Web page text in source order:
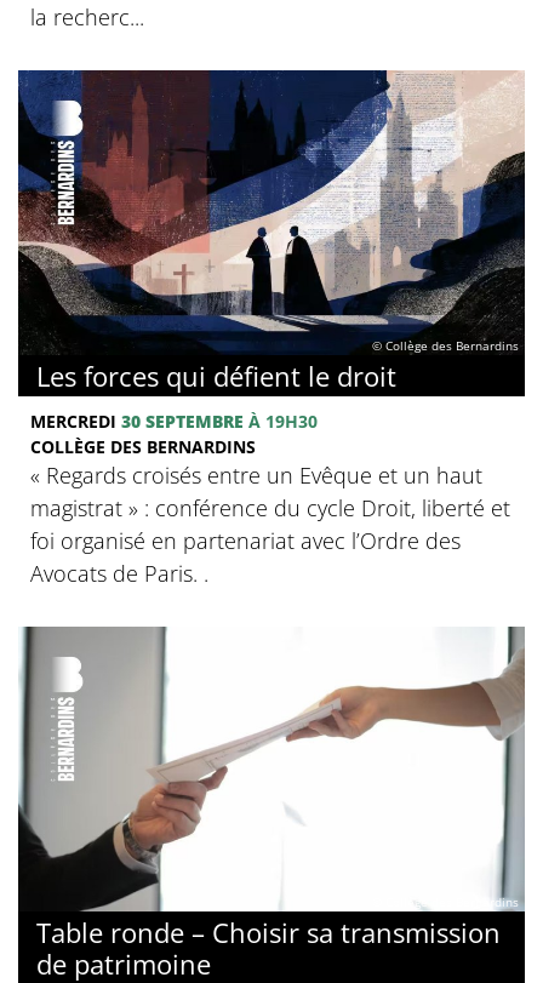
la recherc...
© Collège des Bernardins
Les forces qui défient le droit
MERCREDI 30 SEPTEMBRE À 19H30
COLLÈGE DES BERNARDINS
« Regards croisés entre un Evêque et un haut
magistrat » : conférence du cycle Droit, liberté et
foi organisé en partenariat avec l’Ordre des
Avocats de Paris. .
© Collège des Bernardins
Table ronde – Choisir sa transmission
de patrimoine